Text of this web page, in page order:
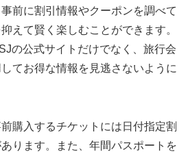
前に割引情報やクーポンを調べて
えて賢く楽しむことができます。
の公式サイトだけでなく、旅行会
てお得な情報を見逃さないように
購入するチケットには日付指定割
ります。また、年間パスポートを